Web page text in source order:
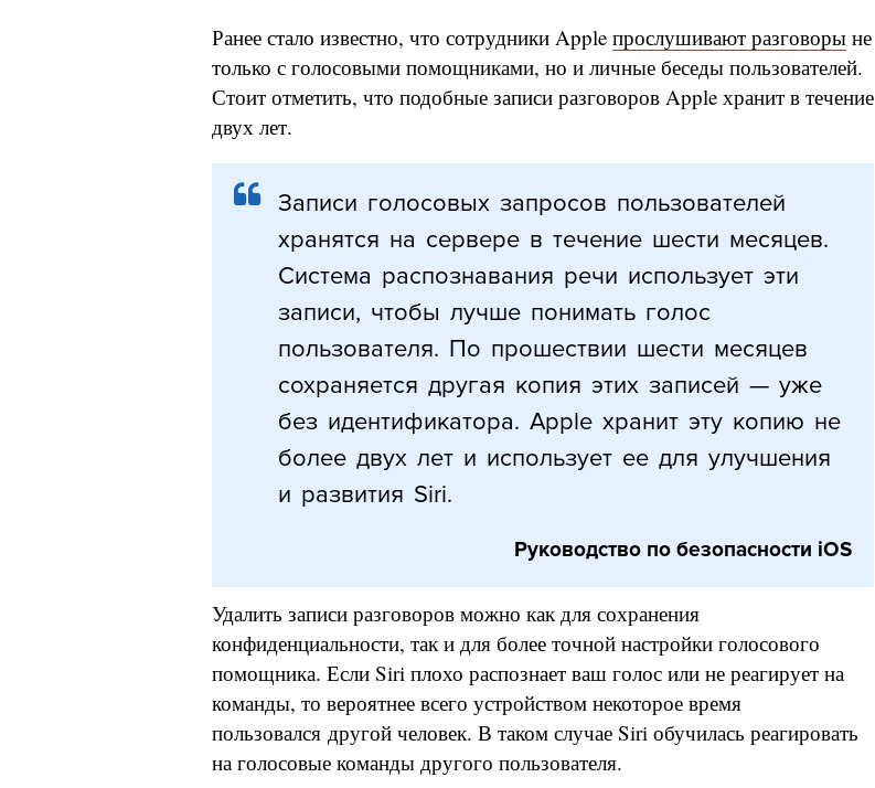
Ранее стало известно, что сотрудники Apple прослушивают разговоры не
только с голосовыми помощниками, но и личные беседы пользователей.
Стоит отметить, что подобные записи разговоров Apple хранит в течение
двух лет.
Записи голосовых запросов пользователей
хранятся на сервере в течение шести месяцев.
Система распознавания речи использует эти
записи, чтобы лучше понимать голос
пользователя. По прошествии шести месяцев
сохраняется другая копия этих записей — уже
без идентификатора. Apple хранит эту копию не
более двух лет и использует ее для улучшения
и развития Siri.
Руководство по безопасности iOS
Удалить записи разговоров можно как для сохранения
конфиденциальности, так и для более точной настройки голосового
помощника. Если Siri плохо распознает ваш голос или не реагирует на
команды, то вероятнее всего устройством некоторое время
пользовался другой человек. В таком случае Siri обучилась реагировать
на голосовые команды другого пользователя.